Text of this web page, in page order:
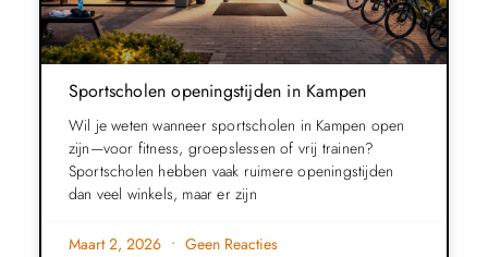
Sportscholen openingstijden in Kampen
Wil je weten wanneer sportscholen in Kampen open
zijn—voor fitness, groepslessen of vrij trainen?
Sportscholen hebben vaak ruimere openingstijden
dan veel winkels, maar er zijn
Maart 2, 2026 Geen Reacties